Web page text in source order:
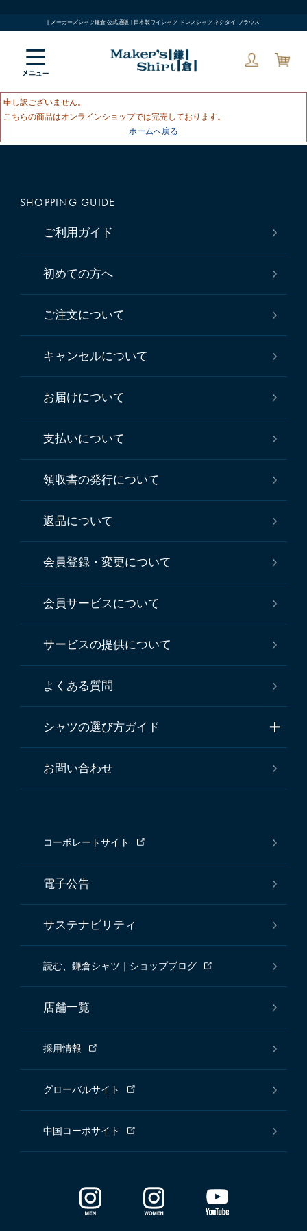
| メーカーズシャツ鎌倉 公式通販 | 日本製ワイシャツ ドレスシャツ ネクタイ ブラウス
申し訳ございません。
こちらの商品はオンラインショップでは完売しております。
ホームへ戻る
SHOPPING GUIDE
ご利用ガイド
初めての方へ
ご注文について
キャンセルについて
お届けについて
支払いについて
領収書の発行について
返品について
会員登録・変更について
会員サービスについて
サービスの提供について
よくある質問
シャツの選び方ガイド
お問い合わせ
コーポレートサイト
電子公告
サステナビリティ
読む、鎌倉シャツ｜ショップブログ
店舗一覧
採用情報
グローバルサイト
中国コーポサイト